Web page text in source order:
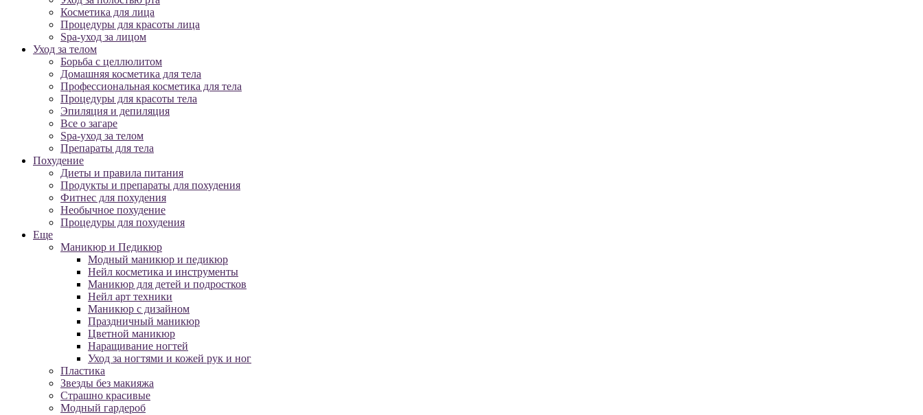
Косметика для лица
Процедуры для красоты лица
Spa-уход за лицом
Уход за телом
Борьба с целлюлитом
Домашняя косметика для тела
Профессиональная косметика для тела
Процедуры для красоты тела
Эпиляция и депиляция
Все о загаре
Spa-уход за телом
Препараты для тела
Похудение
Диеты и правила питания
Продукты и препараты для похудения
Фитнес для похудения
Необычное похудение
Процедуры для похудения
Еще
Маникюр и Педикюр
Модный маникюр и педикюр
Нейл косметика и инструменты
Маникюр для детей и подростков
Нейл арт техники
Маникюр с дизайном
Праздничный маникюр
Цветной маникюр
Наращивание ногтей
Уход за ногтями и кожей рук и ног
Пластика
Звезды без макияжа
Страшно красивые
Модный гардероб